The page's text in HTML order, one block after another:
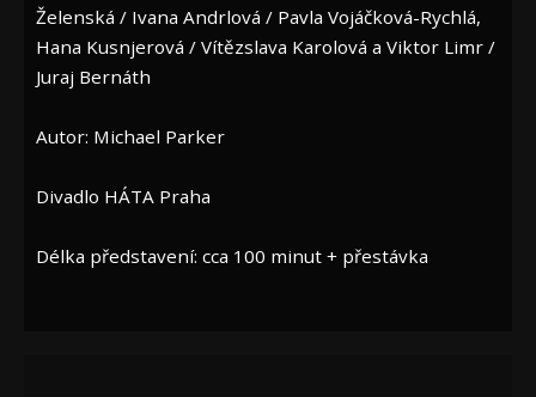
Želenská / Ivana Andrlová / Pavla Vojáčková-Rychlá,
Hana Kusnjerová / Vítězslava Karolová a Viktor Limr /
Juraj Bernáth
Autor: Michael Parker
Divadlo HÁTA Praha
Délka představení: cca 100 minut + přestávka